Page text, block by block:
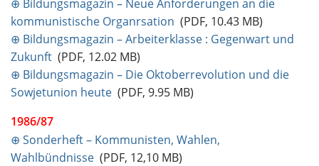
⊕ Bildungsmagazin – Neue Anforderungen an die
kommunistische Organrsation (PDF, 10.43 MB)
⊕ Bildungsmagazin – Arbeiterklasse : Gegenwart und
Zukunft (PDF, 12.02 MB)
⊕ Bildungsmagazin – Die Oktoberrevolution und die
Sowjetunion heute (PDF, 9.95 MB)
1986/87
⊕ Sonderheft – Kommunisten, Wahlen,
Wahlbündnisse (PDF, 12,10 MB)